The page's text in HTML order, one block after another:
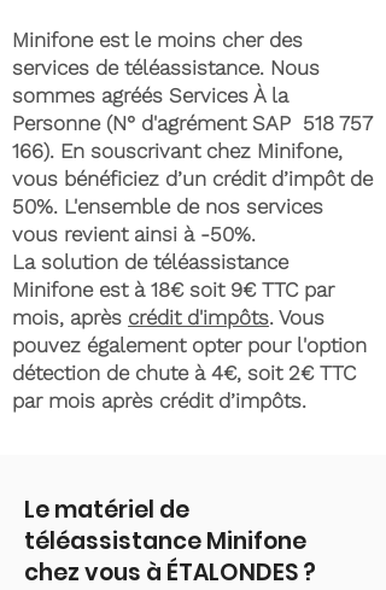
Minifone est le moins cher des
services de téléassistance. Nous
sommes agréés Services À la
Personne (N° d'agrément SAP 518 757
166). En souscrivant chez Minifone,
vous bénéficiez d’un crédit d’impôt de
50%. L'ensemble de nos services
vous revient ainsi à -50%.
La solution de téléassistance
Minifone est à 18€ soit 9€ TTC par
mois, après crédit d'impôts. Vous
pouvez également opter pour l'option
détection de chute à 4€, soit 2€ TTC
par mois après crédit d’impôts.
Le matériel de
téléassistance Minifone
chez vous à ÉTALONDES ?